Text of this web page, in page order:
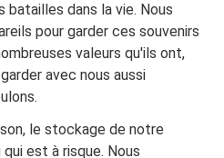
batailles dans la vie. Nous
pour garder ces souvenirs
valeurs qu'ils ont,
avec nous aussi
le stockage de notre
est à risque. Nous